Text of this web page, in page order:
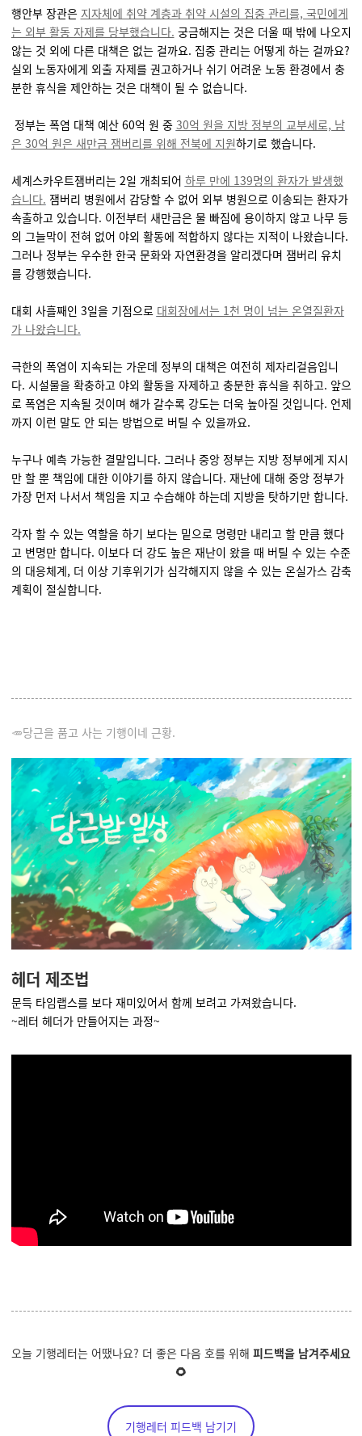
행안부 장관은 지자체에 취약 계층과 취약 시설의 집중 관리를, 국민에게
는 외부 활동 자제를 당부했습니다. 궁금해지는 것은 더울 때 밖에 나오지
않는 것 외에 다른 대책은 없는 걸까요. 집중 관리는 어떻게 하는 걸까요?
실외 노동자에게 외출 자제를 권고하거나 쉬기 어려운 노동 환경에서 충
분한 휴식을 제안하는 것은 대책이 될 수 없습니다.
정부는 폭염 대책 예산 60억 원 중 30억 원을 지방 정부의 교부세로, 남
은 30억 원은 새만금 잼버리를 위해 전북에 지원하기로 했습니다.
세계스카우트잼버리는 2일 개최되어 하루 만에 139명의 환자가 발생했
습니다. 잼버리 병원에서 감당할 수 없어 외부 병원으로 이송되는 환자가
속출하고 있습니다. 이전부터 새만금은 물 빠짐에 용이하지 않고 나무 등
의 그늘막이 전혀 없어 야외 활동에 적합하지 않다는 지적이 나왔습니다.
그러나 정부는 우수한 한국 문화와 자연환경을 알리겠다며 잼버리 유치
를 강행했습니다.
대회 사흘째인 3일을 기점으로 대회장에서는 1천 명이 넘는 온열질환자
가 나왔습니다.
극한의 폭염이 지속되는 가운데 정부의 대책은 여전히 제자리걸음입니
다. 시설물을 확충하고 야외 활동을 자제하고 충분한 휴식을 취하고. 앞으
로 폭염은 지속될 것이며 해가 갈수록 강도는 더욱 높아질 것입니다. 언제
까지 이런 말도 안 되는 방법으로 버틸 수 있을까요.
누구나 예측 가능한 결말입니다. 그러나 중앙 정부는 지방 정부에게 지시
만 할 뿐 책임에 대한 이야기를 하지 않습니다. 재난에 대해 중앙 정부가
가장 먼저 나서서 책임을 지고 수습해야 하는데 지방을 탓하기만 합니다.
각자 할 수 있는 역할을 하기 보다는 밑으로 명령만 내리고 할 만큼 했다
고 변명만 합니다. 이보다 더 강도 높은 재난이 왔을 때 버틸 수 있는 수준
의 대응체계, 더 이상 기후위기가 심각해지지 않을 수 있는 온실가스 감축
계획이 절실합니다.
🥕당근을 품고 사는 기행이네 근황.
헤더 제조법
문득 타임랩스를 보다 재미있어서 함께 보려고 가져왔습니다.
~레터 헤더가 만들어지는 과정~
오늘 기행레터는 어땠나요? 더 좋은 다음 호를 위해 피드백을 남겨주세요
🌻
기행레터 피드백 남기기